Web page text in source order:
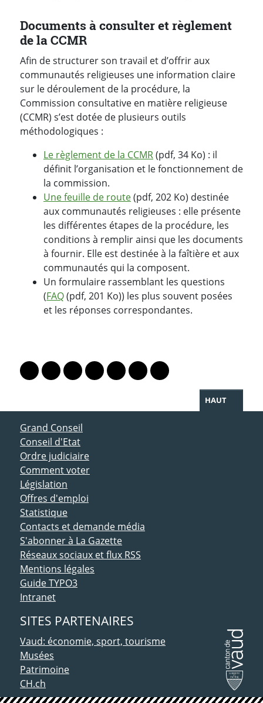
Documents à consulter et règlement
de la CCMR
Afin de structurer son travail et d’offrir aux
communautés religieuses une information claire
sur le déroulement de la procédure, la
Commission consultative en matière religieuse
(CCMR) s’est dotée de plusieurs outils
méthodologiques :
Le règlement de la CCMR(pdf, 34 Ko) : il
définit l’organisation et le fonctionnement de
la commission.
Une feuille de route(pdf, 202 Ko) destinée
aux communautés religieuses : elle présente
les différentes étapes de la procédure, les
conditions à remplir ainsi que les documents
à fournir. Elle est destinée à la faîtière et aux
communautés qui la composent.
Un formulaire rassemblant les questions
(FAQ(pdf, 201 Ko)) les plus souvent posées
et les réponses correspondantes.
Lien vers le profil Mastodon
Lien vers le profil Bluesky
Lien vers le profil Instagram
Lien vers le profil Linkedin
Lien vers le profil Facebook
Lien vers le profil Twitter
Partager par WhatsApp
HAUT
ACCÈS DIRECT
Grand Conseil
Conseil d'Etat
Ordre judiciaire
Comment voter
Législation
Offres d'emploi
Statistique
Contacts et demande média
S'abonner à La Gazette
Réseaux sociaux et flux RSS
Mentions légales
Guide TYPO3
Intranet
SITES PARTENAIRES
Vaud: économie, sport, tourisme
Musées
Patrimoine
CH.ch